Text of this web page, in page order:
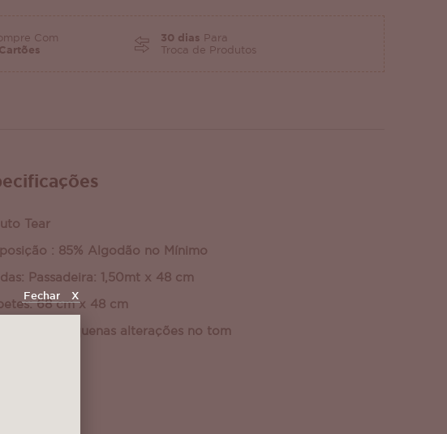
Com
30 dias Para
Troca de Produtos
Tear
: 85% Algodão no Mínimo
Passadeira: 1,50mt x 48 cm
68 cm x 48 cm
sofrer pequenas alterações no tom
Fechar X